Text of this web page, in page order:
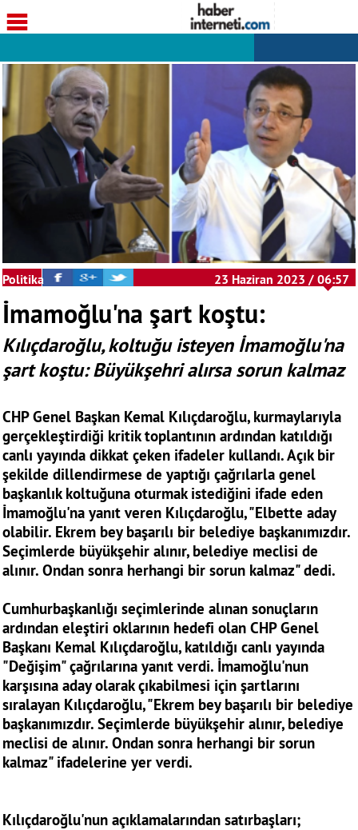
Politika 23 Haziran 2023 / 06:57
İmamoğlu'na şart koştu:
Kılıçdaroğlu, koltuğu isteyen İmamoğlu'na
şart koştu: Büyükşehri alırsa sorun kalmaz
CHP Genel Başkan Kemal Kılıçdaroğlu, kurmaylarıyla
gerçekleştirdiği kritik toplantının ardından katıldığı
canlı yayında dikkat çeken ifadeler kullandı. Açık bir
şekilde dillendirmese de yaptığı çağrılarla genel
başkanlık koltuğuna oturmak istediğini ifade eden
İmamoğlu'na yanıt veren Kılıçdaroğlu, "Elbette aday
olabilir. Ekrem bey başarılı bir belediye başkanımızdır.
Seçimlerde büyükşehir alınır, belediye meclisi de
alınır. Ondan sonra herhangi bir sorun kalmaz" dedi.
Cumhurbaşkanlığı seçimlerinde alınan sonuçların
ardından eleştiri oklarının hedefi olan CHP Genel
Başkanı Kemal Kılıçdaroğlu, katıldığı canlı yayında
"Değişim" çağrılarına yanıt verdi. İmamoğlu'nun
karşısına aday olarak çıkabilmesi için şartlarını
sıralayan Kılıçdaroğlu, "Ekrem bey başarılı bir belediye
başkanımızdır. Seçimlerde büyükşehir alınır, belediye
meclisi de alınır. Ondan sonra herhangi bir sorun
kalmaz" ifadelerine yer verdi.
Kılıçdaroğlu'nun açıklamalarından satırbaşları;